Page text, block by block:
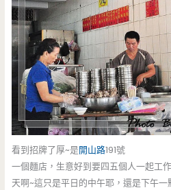
看到招牌了厚~是開山路191號
一個麵店，生意好到要四五個人一起工
天啊~這只是平日的中午耶，還是下午一